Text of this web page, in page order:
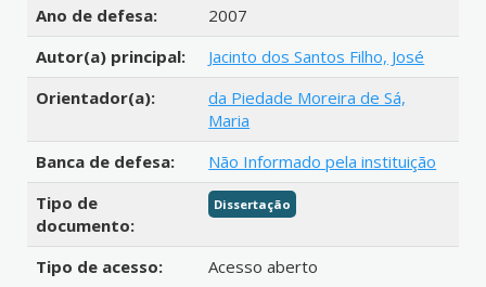
Detalhes bibliográficos
Ano de defesa:
2007
Autor(a) principal:
Jacinto dos Santos Filho, José
Orientador(a):
da Piedade Moreira de Sá,
Maria
Banca de defesa:
Não Informado pela instituição
Tipo de
documento:
Dissertação
Tipo de acesso:
Acesso aberto